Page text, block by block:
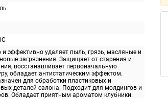
и эффективно удаляет пыль, грязь, масляные и
загрязнения. Защищает от старения и
восстанавливает первоначальную
обладает антистатическим эффектом.
для обработки пластиковых и
деталей салона. Подходит для молдингов и
Обладает приятным ароматом клубники.